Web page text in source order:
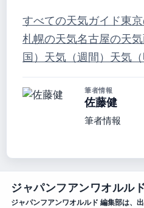
すべての天気ガイド東
札幌の天気名古屋の天気
国） 天気（週間） 天気（
筆者情報
佐藤健
筆者情報
ジャパンフアンワオルル
ジャパンフアンワオルルド 編集部は、